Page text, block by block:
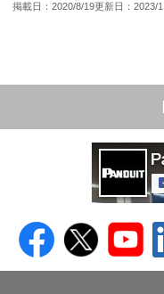
掲載日：2020/8/19更新日：2023/